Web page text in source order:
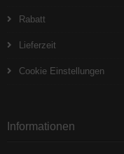
Rabatt
Lieferzeit
Cookie Einstellungen
Informationen